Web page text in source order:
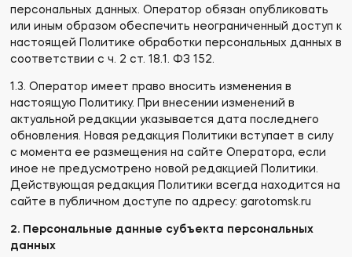
персональных данных. Оператор обязан опубликовать
или иным образом обеспечить неограниченный доступ к
настоящей Политике обработки персональных данных в
соответствии с ч. 2 ст. 18.1. ФЗ 152.
1.3. Оператор имеет право вносить изменения в
настоящую Политику. При внесении изменений в
актуальной редакции указывается дата последнего
обновления. Новая редакция Политики вступает в силу
с момента ее размещения на сайте Оператора, если
иное не предусмотрено новой редакцией Политики.
Действующая редакция Политики всегда находится на
сайте в публичном доступе по адресу: garotomsk.ru
2. Персональные данные субъекта персональных
данных